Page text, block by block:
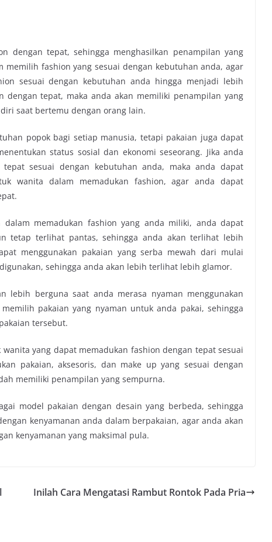
dengan tepat, sehingga menghasilkan penampilan yang
fashion yang sesuai dengan kebutuhan anda, agar
sesuai dengan kebutuhan anda hingga menjadi lebih
dengan tepat, maka anda akan memiliki penampilan yang
saat bertemu dengan orang lain.
popok bagi setiap manusia, tetapi pakaian juga dapat
status sosial dan ekonomi seseorang. Jika anda
sesuai dengan kebutuhan anda, maka anda dapat
wanita dalam memadukan fashion, agar anda dapat
memadukan fashion yang anda miliki, anda dapat
tetap terlihat pantas, sehingga anda akan terlihat lebih
menggunakan pakaian yang serba mewah dari mulai
sehingga anda akan lebih terlihat lebih glamor.
lebih berguna saat anda merasa nyaman menggunakan
pakaian yang nyaman untuk anda pakai, sehingga
tersebut.
wanitayang dapat memadukan fashion dengan tepat sesuai
pakaian, aksesoris, dan make up yang sesuai dengan
memiliki penampilan yang sempurna.
model pakaian dengan desain yang berbeda, sehingga
kenyamanan anda dalam berpakaian, agar anda akan
kenyamanan yang maksimal pula.
Inilah Cara Mengatasi Rambut Rontok Pada Pria